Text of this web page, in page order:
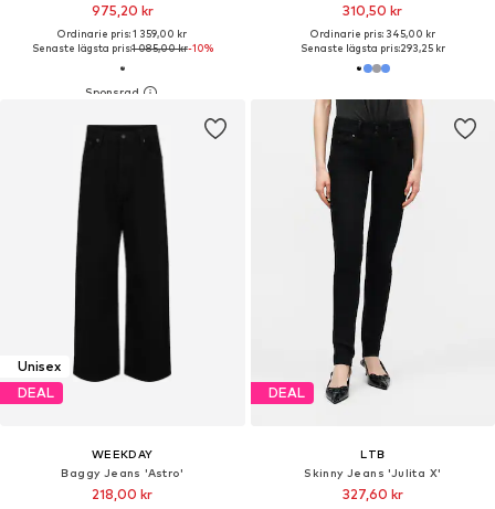
975,20 kr
Ordinarie pris: 1 359,00 kr
Senaste lägsta pris:1 085,00 kr-10%
310,50 kr
Ordinarie pris: 345,00 kr
Senaste lägsta pris:293,25 kr
Unisex
DEAL
WEEKDAY
Baggy Jeans 'Astro'
218,00 kr
DEAL
LTB
Skinny Jeans 'Julita X'
327,60 kr